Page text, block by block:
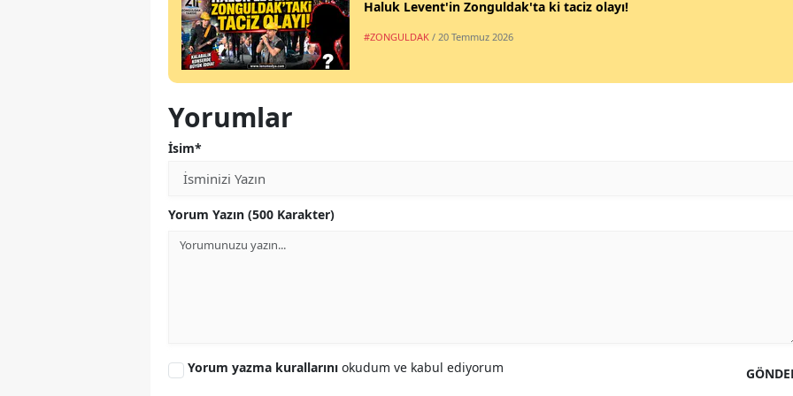
Haluk Levent'in Zonguldak'ta ki taciz olayı!
#ZONGULDAK / 20 Temmuz 2026
Yorumlar
İsim*
Yorum Yazın (500 Karakter)
Yorum yazma kurallarını okudum ve kabul ediyorum